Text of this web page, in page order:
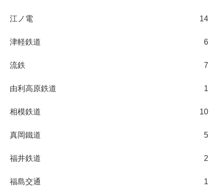
江ノ電 14
津軽鉄道 6
流鉄 7
由利高原鉄道 1
相模鉄道 10
真岡鐵道 5
福井鉄道 2
福島交通 1